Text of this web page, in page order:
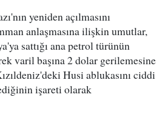
yeniden açılmasını
anlaşmasına ilişkin umutlar,
sattığı ana petrol türünün
varil başına 2 dolar gerilemesine
Husi ablukasını ciddi
işareti olarak